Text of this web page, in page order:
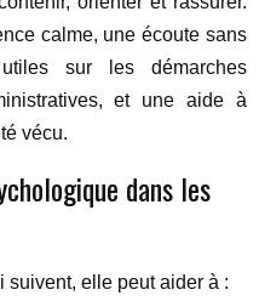
calme, une écoute sans
sur les démarches
et une aide à
vécu.
dans les
suivent, elle peut aider à :